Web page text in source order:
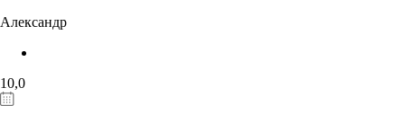
Александр
10,0